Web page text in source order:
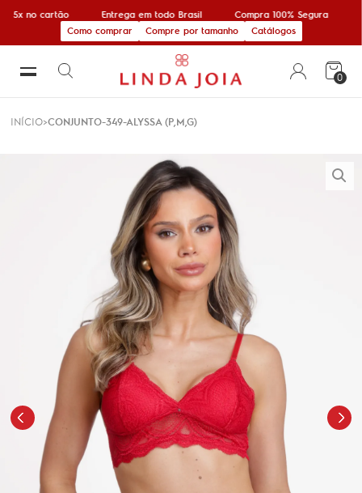
5x no cartão Entrega em todo Brasil Compra 100% Segura
Como comprar
Compre por tamanho Catálogos
0
INÍCIO CONJUNTO-349-ALYSSA (P,M,G)